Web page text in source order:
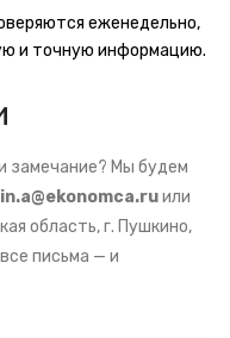
еженедельно,
и точную информацию.
замечание? Мы будем
или
область, г. Пушкино,
письма — и